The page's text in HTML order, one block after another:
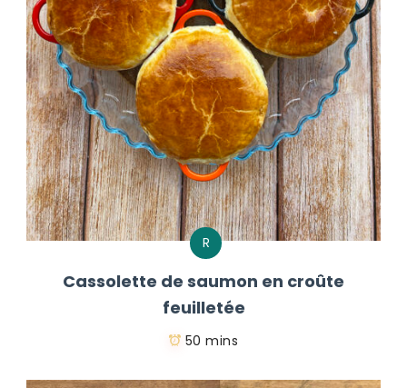
R
Cassolette de saumon en croûte
feuilletée
50 mins